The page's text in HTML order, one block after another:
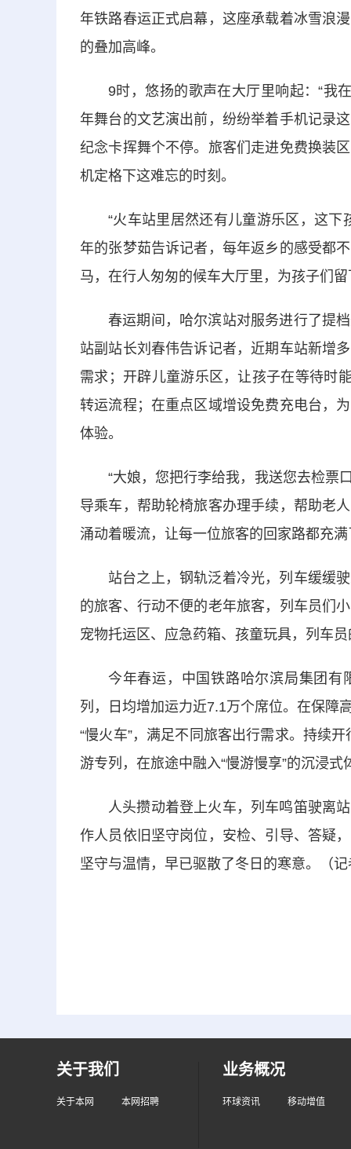
年铁路春运正式启幕，这座承载着冰雪浪
的叠加高峰。
9时，悠扬的歌声在大厅里响起：“
年舞台的文艺演出前，纷纷举着手机记录
纪念卡挥舞个不停。旅客们走进免费换装
机定格下这难忘的时刻。
“火车站里居然还有儿童游乐区，这
年的张梦茹告诉记者，每年返乡的感受都
马，在行人匆匆的候车大厅里，为孩子们
春运期间，哈尔滨站对服务进行了提
站副站长刘春伟告诉记者，近期车站新增
需求；开辟儿童游乐区，让孩子在等待时
转运流程；在重点区域增设免费充电台，
体验。
“大娘，您把行李给我，我送您去检票
导乘车，帮助轮椅旅客办理手续，帮助老
涌动着暖流，让每一位旅客的回家路都充
站台之上，钢轨泛着冷光，列车缓缓
的旅客、行动不便的老年旅客，列车员们
宠物托运区、应急药箱、孩童玩具，列车
今年春运，中国铁路哈尔滨局集团有
列，日均增加运力近7.1万个席位。在保障
“慢火车”，满足不同旅客出行需求。持续开
游专列，在旅途中融入“慢游慢享”的沉浸
人头攒动着登上火车，列车鸣笛驶离
作人员依旧坚守岗位，安检、引导、答疑
坚守与温情，早已驱散了冬日的寒意。（
关于我们
关于本网 本网招聘
业务概况
环球资讯 移动增值